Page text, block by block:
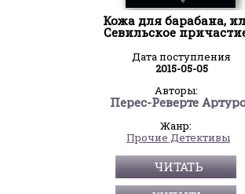
Кожа для барабана,
Севильское
Дата поступления
2015-05-05
Авторы:
Перес-Реверте
Жанр:
Прочие Детективы
ЧИТАТЬ